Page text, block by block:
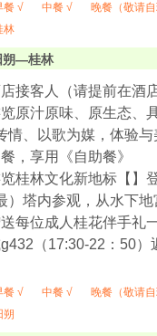
餐 √ 中餐 √
晚餐（敬请自
林
朔—桂林
接客人（请提前在酒
原汁原味、原生态、
情、以歌为媒，体验
，享用《自助餐》
桂林文化新地标【 】
）塔内参观，从水下
每位成人桂花伴手礼
（17:30-22：50）
餐 √ 中餐 √
晚餐（敬请自
朔